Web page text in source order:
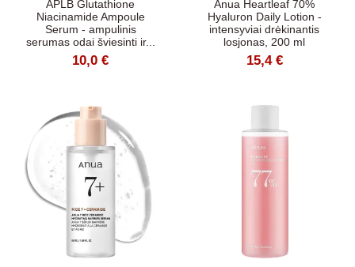
APLB Glutathione
Niacinamide Ampoule
Serum - ampulinis
serumas odai šviesinti ir...
10,0 €
Anua Heartleaf 70%
Hyaluron Daily Lotion -
intensyviai drėkinantis
losjonas, 200 ml
15,4 €